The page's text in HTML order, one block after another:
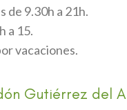
de 9.30h a 21h.
a 15.
vacaciones.
Gutiérrez del